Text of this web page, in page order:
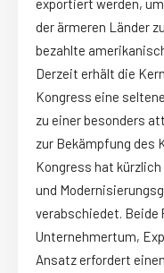
exportiert werden,
der ärmeren Länder
bezahlte
Derzeit erhält die
Kongress eine
zu einer besonders
zur Bekämpfung des
Kongress hat
und
verabschiedet. Beide
Unternehmertum,
Ansatz erfordert